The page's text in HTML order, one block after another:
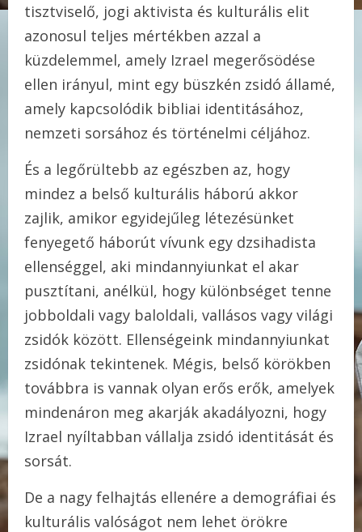
tisztviselő, jogi aktivista és kulturális elit
azonosul teljes mértékben azzal a
küzdelemmel, amely Izrael megerősödése
ellen irányul, mint egy büszkén zsidó államé,
amely kapcsolódik bibliai identitásához,
nemzeti sorsához és történelmi céljához.
És a legőrültebb az egészben az, hogy
mindez a belső kulturális háború akkor
zajlik, amikor egyidejűleg létezésünket
fenyegető háborút vívunk egy dzsihadista
ellenséggel, aki mindannyiunkat el akar
pusztítani, anélkül, hogy különbséget tenne
jobboldali vagy baloldali, vallásos vagy világi
zsidók között. Ellenségeink mindannyiunkat
zsidónak tekintenek. Mégis, belső körökben
továbbra is vannak olyan erős erők, amelyek
mindenáron meg akarják akadályozni, hogy
Izrael nyíltabban vállalja zsidó identitását és
sorsát.
De a nagy felhajtás ellenére a demográfiai és
kulturális valóságot nem lehet örökre